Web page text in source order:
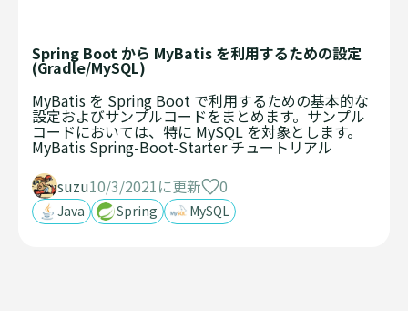
Spring Boot から MyBatis を利用するための設定
(Gradle/MySQL)
MyBatis を Spring Boot で利用するための基本的な
設定およびサンプルコードをまとめます。サンプル
コードにおいては、特に MySQL を対象とします。
MyBatis Spring-Boot-Starter チュートリアル
suzu10/3/2021に更新 0
Java Spring MySQL